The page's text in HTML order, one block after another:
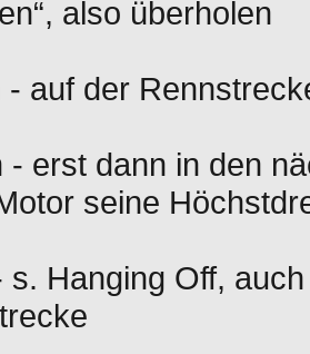
also überholen
- auf der
- erst dann in den
seine
s. Hanging Off,